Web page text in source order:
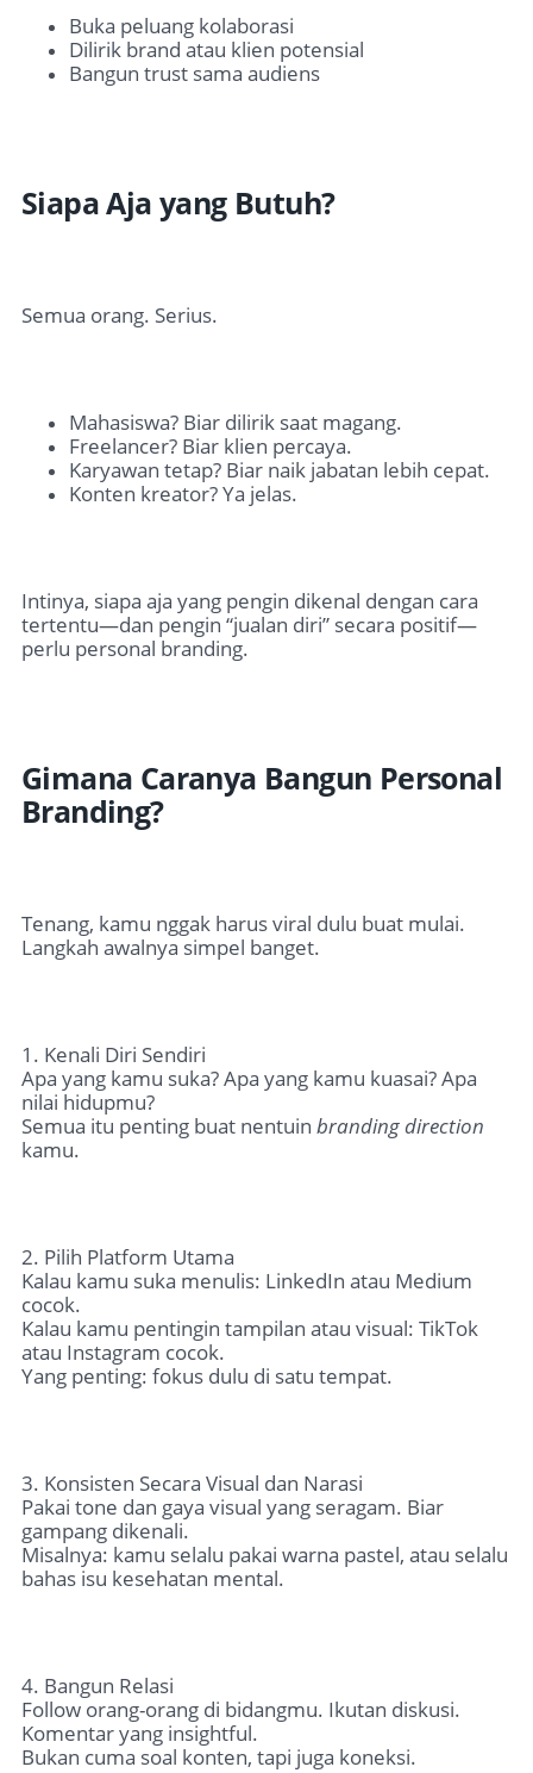
Buka peluang kolaborasi
Dilirik brand atau klien potensial
Bangun trust sama audiens
Siapa Aja yang Butuh?
Semua orang. Serius.
Mahasiswa? Biar dilirik saat magang.
Freelancer? Biar klien percaya.
Karyawan tetap? Biar naik jabatan lebih cepat.
Konten kreator? Ya jelas.
Intinya, siapa aja yang pengin dikenal dengan cara
tertentu—dan pengin “jualan diri” secara positif—
perlu personal branding.
Gimana Caranya Bangun Personal
Branding?
Tenang, kamu nggak harus viral dulu buat mulai.
Langkah awalnya simpel banget.
1. Kenali Diri Sendiri
Apa yang kamu suka? Apa yang kamu kuasai? Apa
nilai hidupmu?
Semua itu penting buat nentuin branding direction
kamu.
2. Pilih Platform Utama
Kalau kamu suka menulis: LinkedIn atau Medium
cocok.
Kalau kamu pentingin tampilan atau visual: TikTok
atau Instagram cocok.
Yang penting: fokus dulu di satu tempat.
3. Konsisten Secara Visual dan Narasi
Pakai tone dan gaya visual yang seragam. Biar
gampang dikenali.
Misalnya: kamu selalu pakai warna pastel, atau selalu
bahas isu kesehatan mental.
4. Bangun Relasi
Follow orang-orang di bidangmu. Ikutan diskusi.
Komentar yang insightful.
Bukan cuma soal konten, tapi juga koneksi.